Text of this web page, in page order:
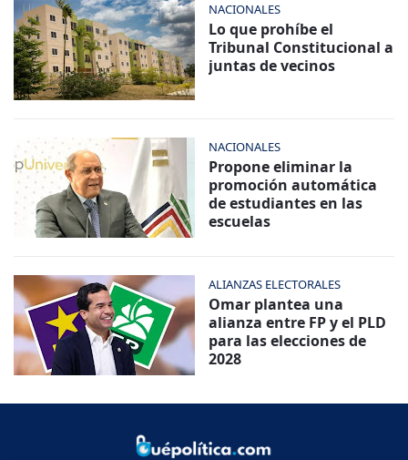
NACIONALES
Lo que prohíbe el
Tribunal Constitucional a
juntas de vecinos
NACIONALES
Propone eliminar la
promoción automática
de estudiantes en las
escuelas
ALIANZAS ELECTORALES
Omar plantea una
alianza entre FP y el PLD
para las elecciones de
2028